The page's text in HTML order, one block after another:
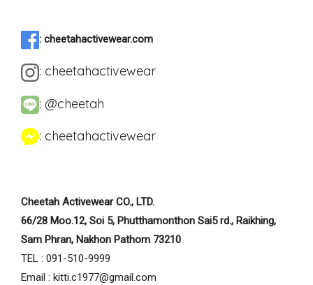
:cheetahactivewear.com
: cheetahactivewear
: @cheetah
: cheetahactivewear
Cheetah Activewear CO., LTD.
66/28 Moo.12, Soi 5, Phutthamonthon Sai5 rd., Raikhing,
Sam Phran, Nakhon Pathom 73210
TEL : 091-510-9999
Email : kitti.c1977@gmail.com